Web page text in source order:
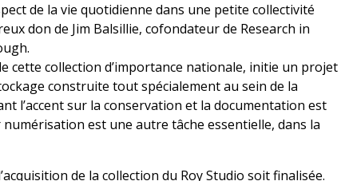
de la vie quotidienne dans une petite collectivité
don de Jim Balsillie, cofondateur de Research in
cette collection d’importance nationale, initie un projet
construite tout spécialement au sein de la
l’accent sur la conservation et la documentation est
est une autre tâche essentielle, dans la
de la collection du Roy Studio soit finalisée.